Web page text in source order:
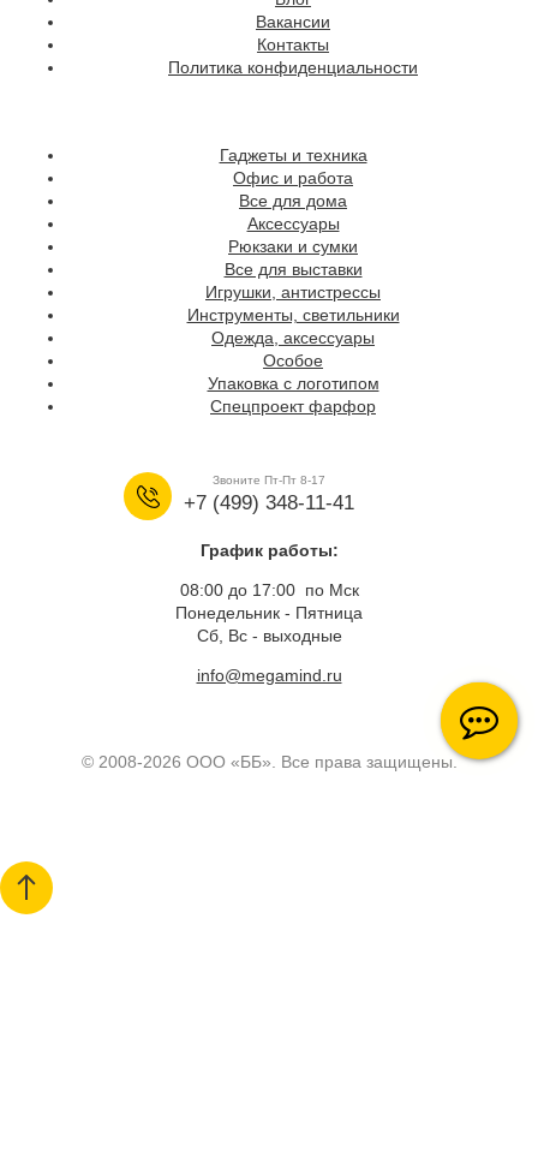
Вакансии
Контакты
Политика конфиденциальности
Гаджеты и техника
Офис и работа
Все для дома
Аксессуары
Рюкзаки и сумки
Все для выставки
Игрушки, антистрессы
Инструменты, светильники
Одежда, аксессуары
Особое
Упаковка с логотипом
Спецпроект фарфор
Звоните Пт-Пт 8-17
+7 (499) 348-11-41
График работы:
08:00 до 17:00 по Мск
Понедельник - Пятница
Сб, Вс - выходные
info@megamind.ru
© 2008-2026 ООО «ББ». Все права защищены.